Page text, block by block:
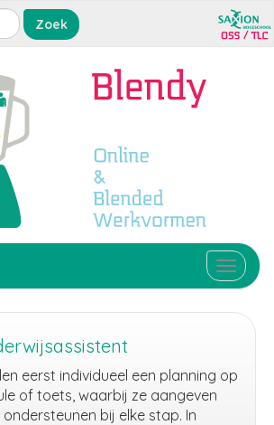
Toggle
eerst individueel een planning op
of toets, waarbij ze aangeven
ondersteunen bij elke stap. In